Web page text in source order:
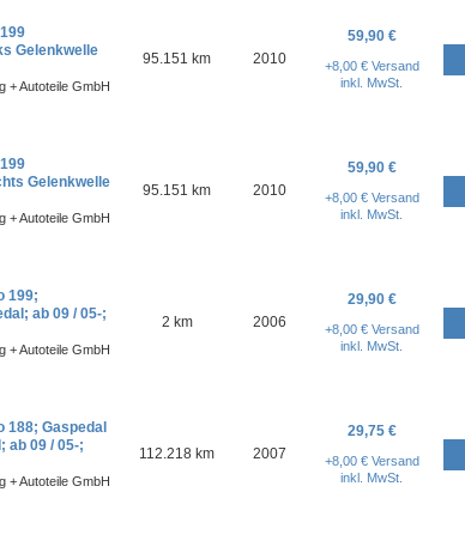
Gelenkwelle
+ Autoteile GmbH
95.151 km 2010
59,90 €
+8,00 € Versand
inkl. MwSt.
Gelenkwelle
+ Autoteile GmbH
95.151 km 2010
59,90 €
+8,00 € Versand
inkl. MwSt.
199;
ab 09 / 05-;
+ Autoteile GmbH
2 km 2006
29,90 €
+8,00 € Versand
inkl. MwSt.
188; Gaspedal
ab 09 / 05-;
+ Autoteile GmbH
112.218 km 2007
29,75 €
+8,00 € Versand
inkl. MwSt.